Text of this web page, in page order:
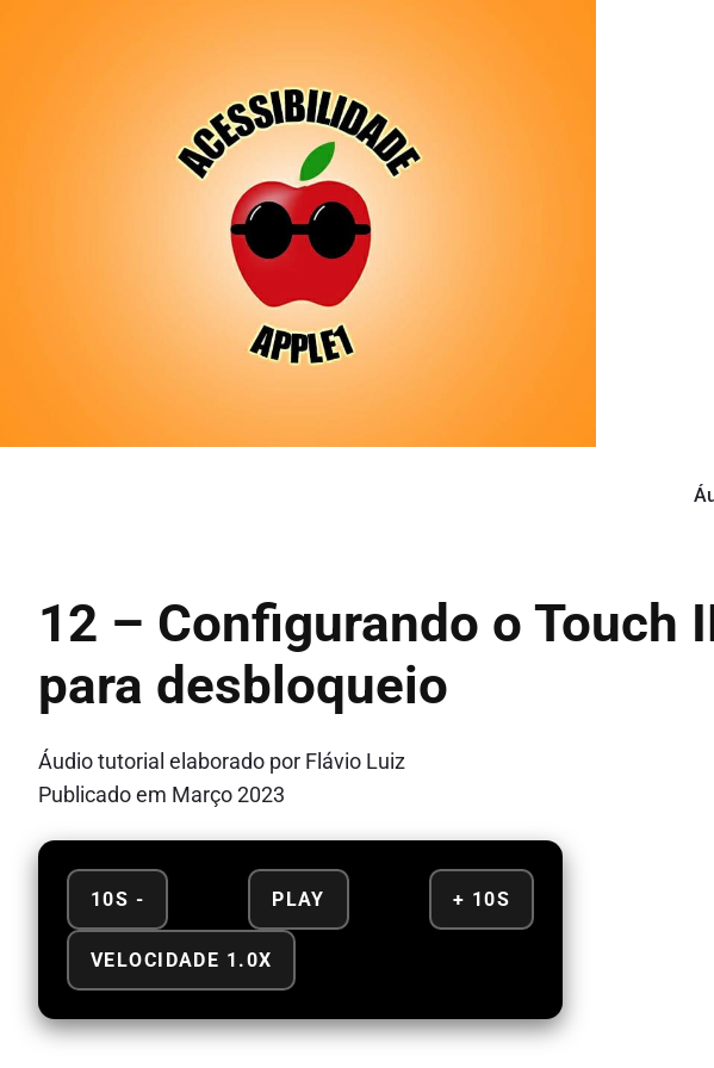
12 – Configurando o Touch
para desbloqueio
Áudio tutorial elaborado por Flávio Luiz
Publicado em Março 2023
10S - PLAY + 10S
VELOCIDADE 1.0X